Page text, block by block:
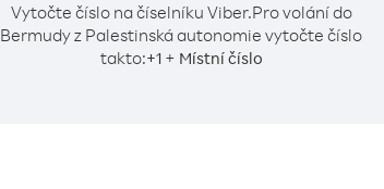
Vytočte číslo na číselníku Viber.Pro volání do
Bermudy z Palestinská autonomie vytočte číslo
takto:+1+ Místní číslo